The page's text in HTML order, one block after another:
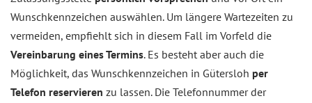
Wunschkennzeichen auswählen. Um längere Wartezeiten zu
vermeiden, empfiehlt sich in diesem Fall im Vorfeld die
Vereinbarung eines Termins. Es besteht aber auch die
Möglichkeit, das Wunschkennzeichen in Gütersloh per
Telefon reservieren zu lassen. Die Telefonnummer der